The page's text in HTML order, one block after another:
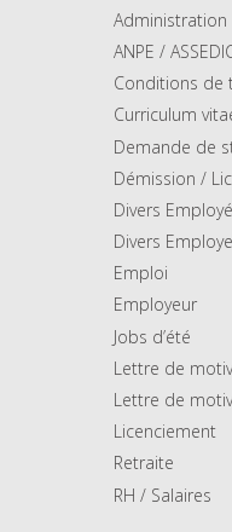
Administration
ANPE /
Conditions de
Curriculum
Demande de
Démission /
Divers Employé
Divers
Emploi
Employeur
Jobs d’été
Lettre de
Lettre de
Licenciement
Retraite
RH / Salaires